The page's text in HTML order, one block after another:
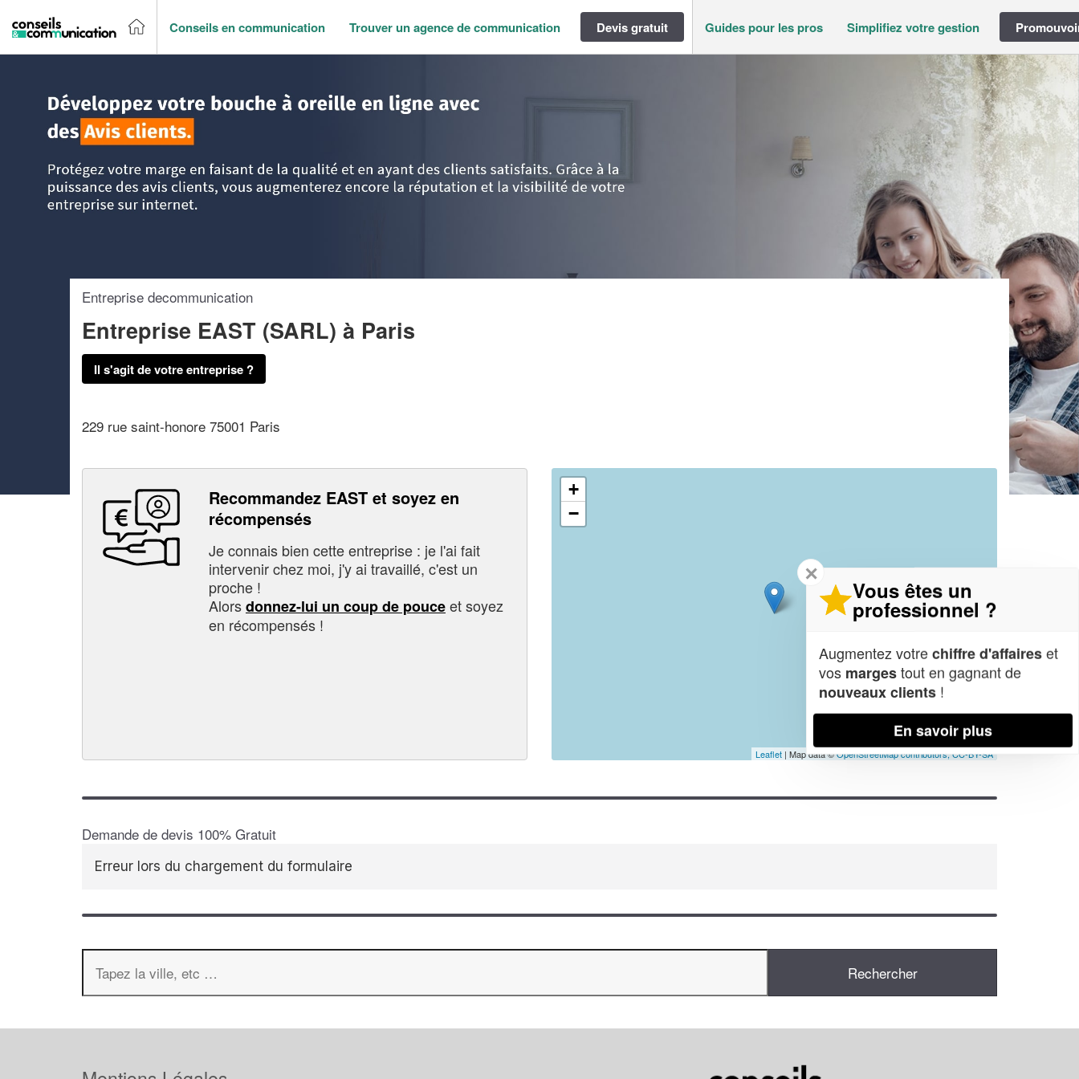
Conseils en communication Trouver un agence de communication Devis gratuit Guides pour les pros Simplifiez votre gestion
Entreprise decommunication
Entreprise EAST (SARL) à Paris
Il s'agit de votre entreprise ?
229 rue saint-honore 75001 Paris
Recommandez EAST et soyez en
récompensés
Je connais bien cette entreprise : je l'ai fait
intervenir chez moi, j'y ai travaillé, c'est un
proche !
Alorsdonnez-lui un coup de pouceet soyez
en récompensés !
+
−
Leaflet | Map data ©OpenStreetMap contributors,CC-BY-SA
Demande de devis 100% Gratuit
Erreur lors du chargement du formulaire
✕
Vous êtes un
professionnel ?
Augmentez votrechiffre d'affaireset
vos margestout en gagnant de
nouveaux clients !
En savoir plus